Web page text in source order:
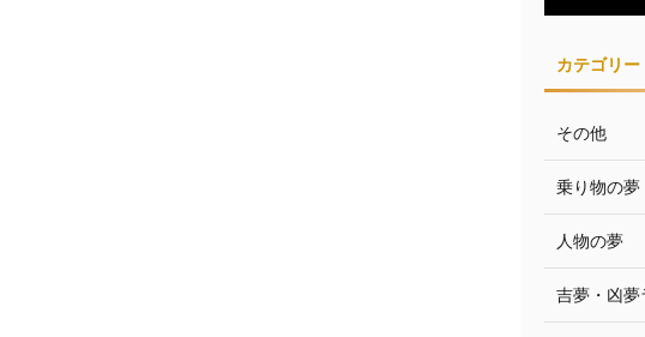
カテゴリー
その他
乗り物の夢
人物の夢
吉夢・凶